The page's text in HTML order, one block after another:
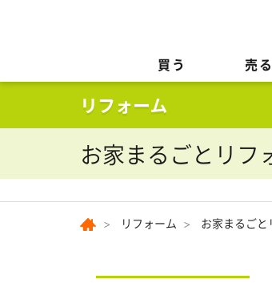
買う 売る
お家まるごとリフ
リフォーム お家まるご